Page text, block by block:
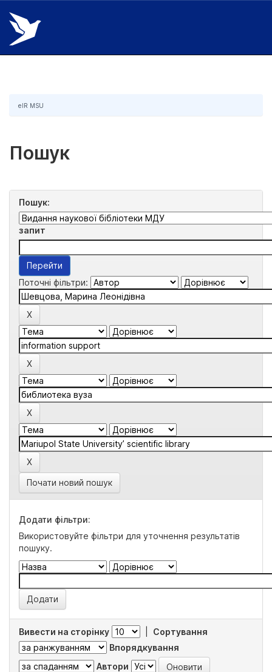
Skip
navigation
eIR MSU
Пошук
Пошук:
запит
Поточні фільтри:
Почати новий пошук
Додати фільтри:
Використовуйте фільтри для уточнення результатів
пошуку.
Вивести на сторінку
Сортування
Впорядкування
Автори